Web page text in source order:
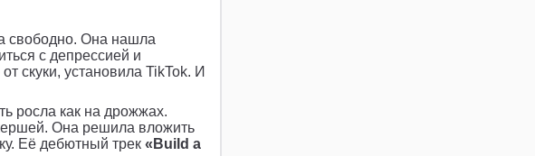
свободно. Она нашла
с депрессией и
скуки, установила TikTok. И
росла как на дрожжах.
Она решила вложить
Её дебютный трек «Build a